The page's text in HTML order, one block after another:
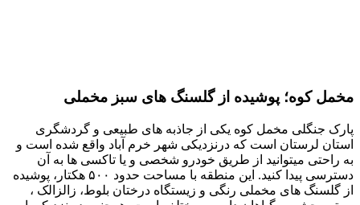
مخمل کوه؛ پوشیده از گلسنگ های سبز مخملی
پارک جنگلی مخمل کوه یکی از جاذبه های طبیعی و گردشگری
استان لرستان است که درنزدیکی شهر خرم آباد واقع شده است و
به راحتی میتوانید از طریق خودرو شخصی و یا تاکسی ها به آن
دسترسی پیدا کنید. این منطقه با مساحت حدود ۵۰۰ هکتار، پوشیده
از گلسنگ های مخملی رنگی و زیستگاه درختان بلوط، زالزالک ،